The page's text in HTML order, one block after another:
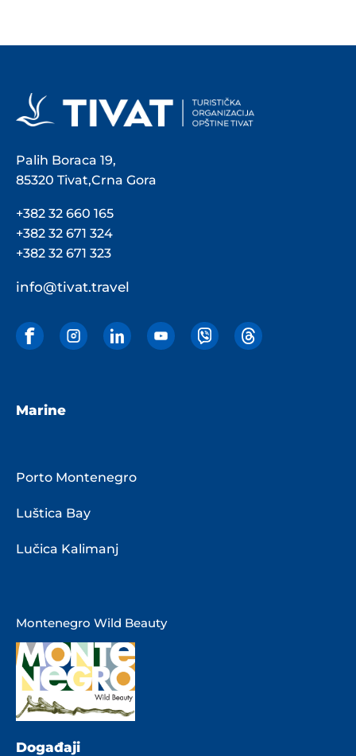
Palih Boraca 19,
85320 Tivat,Crna Gora
+382 32 660 165
+382 32 671 324
+382 32 671 323
info@tivat.travel
Marine
Porto Montenegro
Luštica Bay
Lučica Kalimanj
Montenegro Wild Beauty
Događaji